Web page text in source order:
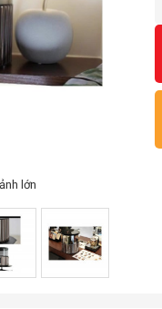
lớn